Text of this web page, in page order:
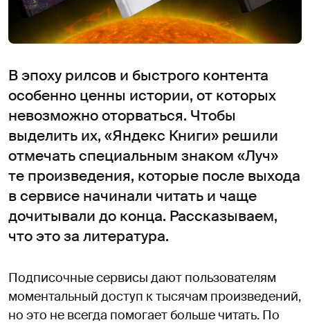
В эпоху рилсов и быстрого контента
особенно ценны истории, от которых
невозможно оторваться. Чтобы
выделить их, «Яндекс Книги» решили
отмечать специальным знаком «Луч»
те произведения, которые после выхода
в сервисе начинали читать и чаще
дочитывали до конца. Рассказываем,
что это за литература.
Подписочные сервисы дают пользователям
моментальный доступ к тысячам произведений,
но это не всегда помогает больше читать. По